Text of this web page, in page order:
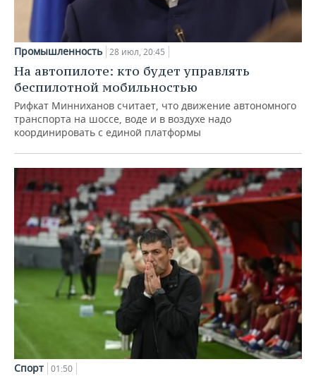
Промышленность 28 июл, 20:45
На автопилоте: кто будет управлять
беспилотной мобильностью
Рифкат Минниханов считает, что движение автономного
транспорта на шоссе, воде и в воздухе надо
координировать с единой платформы
Спорт 01:50